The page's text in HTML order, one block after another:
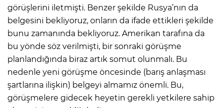
görüşlerini iletmişti. Benzer şekilde Rusya’nın da
belgesini bekliyoruz, onların da ifade ettikleri şekilde
bunu zamanında bekliyoruz. Amerikan tarafına da
bu yönde söz verilmişti, bir sonraki görüşme
planlandığında biraz artık somut olunmalı. Bu
nedenle yeni görüşme öncesinde (barış anlaşması
şartlarına ilişkin) belgeyi almamız önemli. Bu,
görüşmelere gidecek heyetin gerekli yetkilere sahip